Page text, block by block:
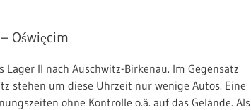
Oświęcim
II nach Auschwitz-Birkenau. Im Gegensatz
stehen um diese Uhrzeit nur wenige Autos. Eine
ohne Kontrolle o.ä. auf das Gelände. Als